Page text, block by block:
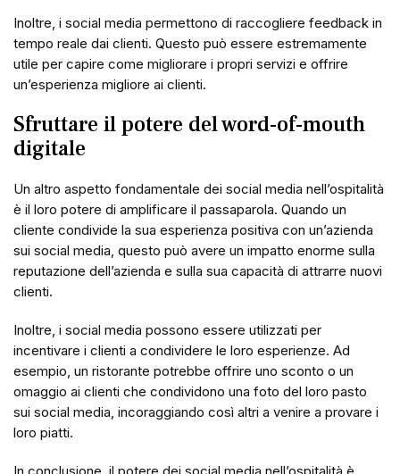
Inoltre, i social media permettono di raccogliere feedback in
tempo reale dai clienti. Questo può essere estremamente
utile per capire come migliorare i propri servizi e offrire
un’esperienza migliore ai clienti.
Sfruttare il potere del word-of-mouth
digitale
Un altro aspetto fondamentale dei social media nell’ospitalità
è il loro potere di amplificare il passaparola. Quando un
cliente condivide la sua esperienza positiva con un’azienda
sui social media, questo può avere un impatto enorme sulla
reputazione dell’azienda e sulla sua capacità di attrarre nuovi
clienti.
Inoltre, i social media possono essere utilizzati per
incentivare i clienti a condividere le loro esperienze. Ad
esempio, un ristorante potrebbe offrire uno sconto o un
omaggio ai clienti che condividono una foto del loro pasto
sui social media, incoraggiando così altri a venire a provare i
loro piatti.